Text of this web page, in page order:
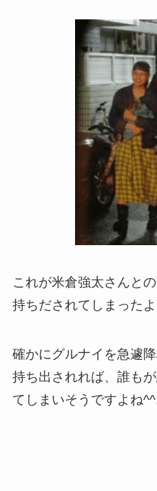
これが米倉強太さんと
持ちだされてしまったよ
確かにグルナイを急遽
持ち出されれば、誰も
てしまいそうですよね